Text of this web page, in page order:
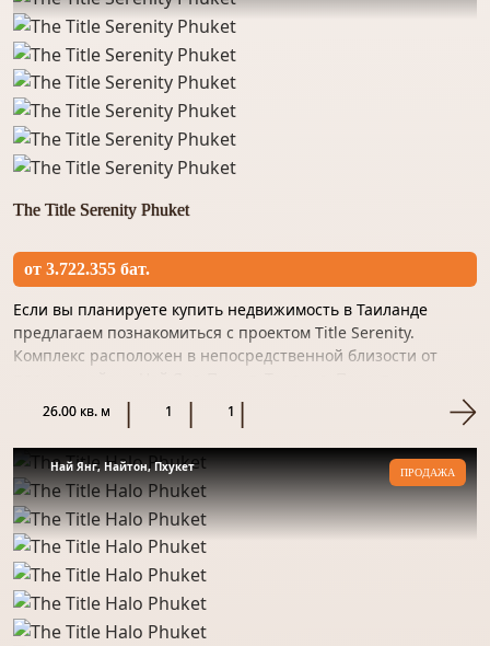
Жизнь у моря начинается здесь – подберите
недвижимость с нами сегодня!
The Title Serenity Phuket
от 3.722.355 бат.
Если вы планируете купить недвижимость в Таиланде
предлагаем познакомиться с проектом Title Serenity.
Комплекс расположен в непосредственной близости от
разрабатывается Rho...
26.00 кв. м 1 1
Най Янг, Найтон, Пхукет ПРОДАЖА